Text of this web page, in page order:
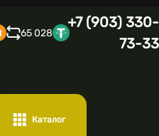
65 028
+7 (903) 330-
73-33
Каталог